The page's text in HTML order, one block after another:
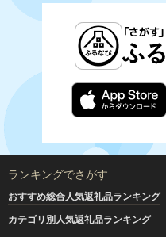
ランキングでさがす
おすすめ総合人気返礼品ランキング
カテゴリ別人気返礼品ランキング